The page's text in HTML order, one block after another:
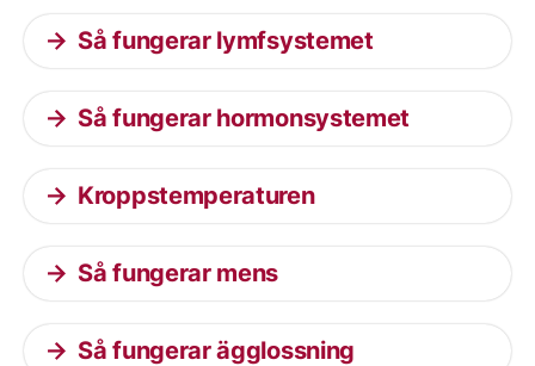
Så fungerar lymfsystemet
Så fungerar hormonsystemet
Kroppstemperaturen
Så fungerar mens
Så fungerar ägglossning